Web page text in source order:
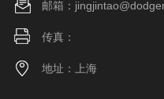
邮箱：
传真：
地址：上海